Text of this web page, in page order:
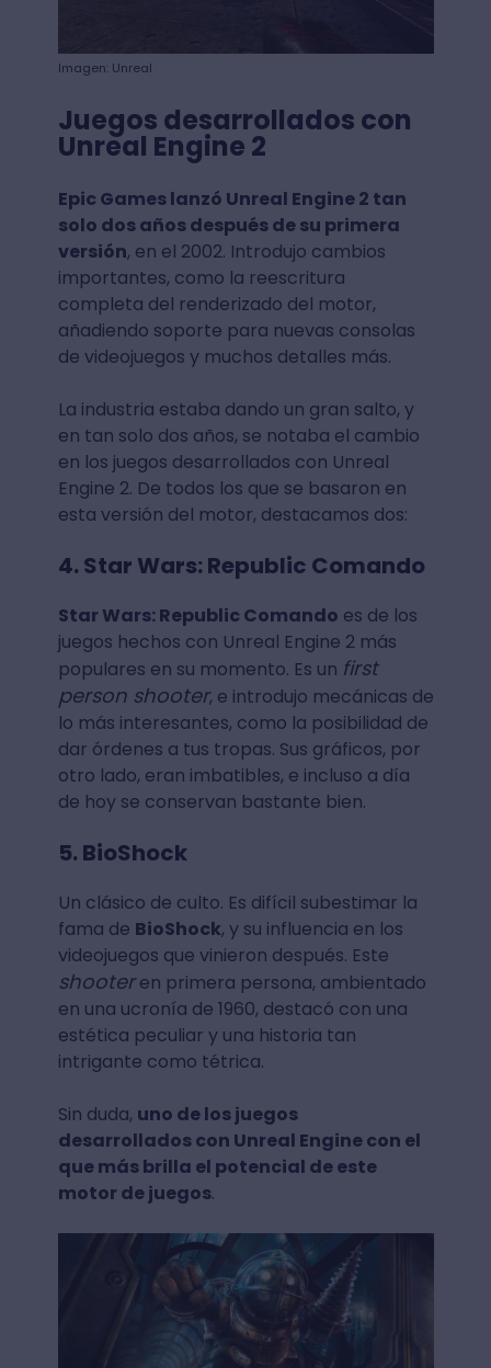
Imagen: Unreal
Juegos desarrollados con
Unreal Engine 2
Epic Games lanzó Unreal Engine 2 tan
solo dos años después de su primera
versión, en el 2002. Introdujo cambios
importantes, como la reescritura
completa del renderizado del motor,
añadiendo soporte para nuevas consolas
de videojuegos y muchos detalles más.
La industria estaba dando un gran salto, y
en tan solo dos años, se notaba el cambio
en los juegos desarrollados con Unreal
Engine 2. De todos los que se basaron en
esta versión del motor, destacamos dos:
4. Star Wars: Republic Comando
Star Wars: Republic Comando es de los
juegos hechos con Unreal Engine 2 más
populares en su momento. Es un first
person shooter, e introdujo mecánicas de
lo más interesantes, como la posibilidad de
dar órdenes a tus tropas. Sus gráficos, por
otro lado, eran imbatibles, e incluso a día
de hoy se conservan bastante bien.
5. BioShock
Un clásico de culto. Es difícil subestimar la
fama de BioShock, y su influencia en los
videojuegos que vinieron después. Este
shooteren primera persona, ambientado
en una ucronía de 1960, destacó con una
estética peculiar y una historia tan
intrigante como tétrica.
Sin duda, uno de los juegos
desarrollados con Unreal Engine con el
que más brilla el potencial de este
motor de juegos.